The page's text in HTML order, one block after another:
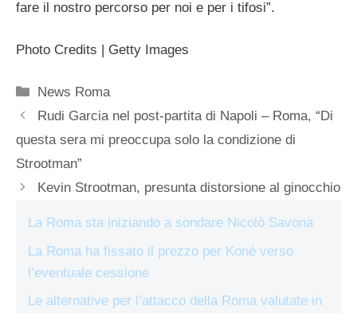
fare il nostro percorso per noi e per i tifosi”.
Photo Credits | Getty Images
Categorie
News Roma
Rudi Garcia nel post-partita di Napoli – Roma, “Di
questa sera mi preoccupa solo la condizione di
Strootman”
Kevin Strootman, presunta distorsione al ginocchio
La Roma sta iniziando a sondare Nicolò Savona
La Roma ha fissato il prezzo per Koné verso
l’eventuale cessione
Le alternative per l’attacco della Roma valutate in